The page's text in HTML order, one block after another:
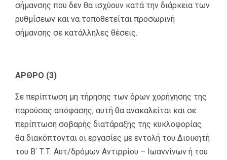
σήμανσης που δεν θα ισχύουν κατά την διάρκεια των
ρυθμίσεων και να τοποθετείται προσωρινή
σήμανσης σε κατάλληλες θέσεις.
ΑΡΘΡΟ (3)
Σε περίπτωση μη τήρησης των όρων χορήγησης της
παρούσας απόφασης, αυτή θα ανακαλείται και σε
περίπτωση σοβαρής διατάραξης της κυκλοφορίας
θα διακόπτονται οι εργασίες με εντολή του Διοικητή
του Β΄ Τ.Τ. Αυτ/δρόμων Αντιρρίου – Ιωαννίνων ή του